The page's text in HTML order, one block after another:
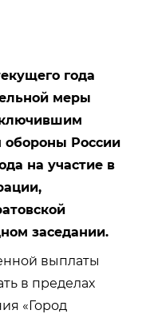
года
меры
обороны России
на участие в
заседании.
выплаты
в пределах
«Город